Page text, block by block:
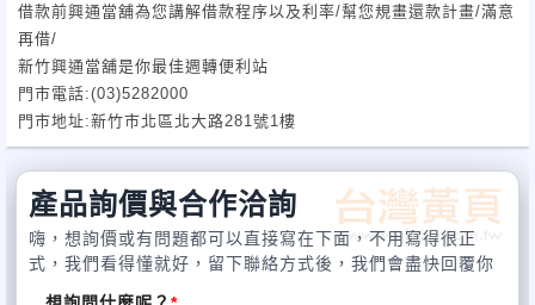
借款前興通當舖為您講解借款程序以及利率/幫您規畫還款計畫/滿意
再借/
新竹興通當舖是你最佳週轉便利站
門市電話:(03)5282000
門市地址:新竹市北區北大路281號1樓
產品詢價與合作洽詢
嗨，想詢價或有問題都可以直接寫在下面，不用寫得很正
式，我們看得懂就好，留下聯絡方式後，我們會盡快回覆你